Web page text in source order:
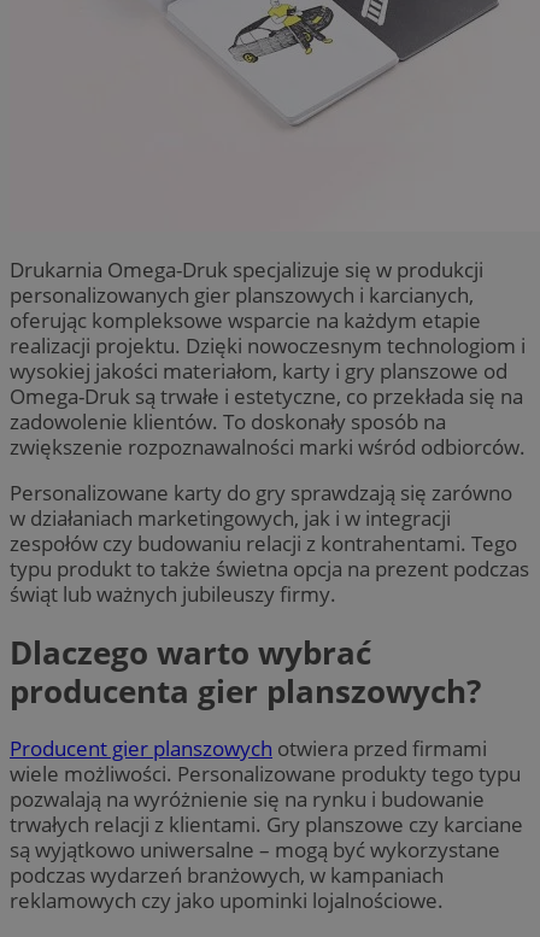
Drukarnia Omega-Druk specjalizuje się w produkcji
personalizowanych gier planszowych i karcianych,
oferując kompleksowe wsparcie na każdym etapie
realizacji projektu. Dzięki nowoczesnym technologiom i
wysokiej jakości materiałom, karty i gry planszowe od
Omega-Druk są trwałe i estetyczne, co przekłada się na
zadowolenie klientów. To doskonały sposób na
zwiększenie rozpoznawalności marki wśród odbiorców.
Personalizowane karty do gry sprawdzają się zarówno
w działaniach marketingowych, jak i w integracji
zespołów czy budowaniu relacji z kontrahentami. Tego
typu produkt to także świetna opcja na prezent podczas
świąt lub ważnych jubileuszy firmy.
Dlaczego warto wybrać
producenta gier planszowych?
Producent gier planszowych otwiera przed firmami
wiele możliwości. Personalizowane produkty tego typu
pozwalają na wyróżnienie się na rynku i budowanie
trwałych relacji z klientami. Gry planszowe czy karciane
są wyjątkowo uniwersalne – mogą być wykorzystane
podczas wydarzeń branżowych, w kampaniach
reklamowych czy jako upominki lojalnościowe.